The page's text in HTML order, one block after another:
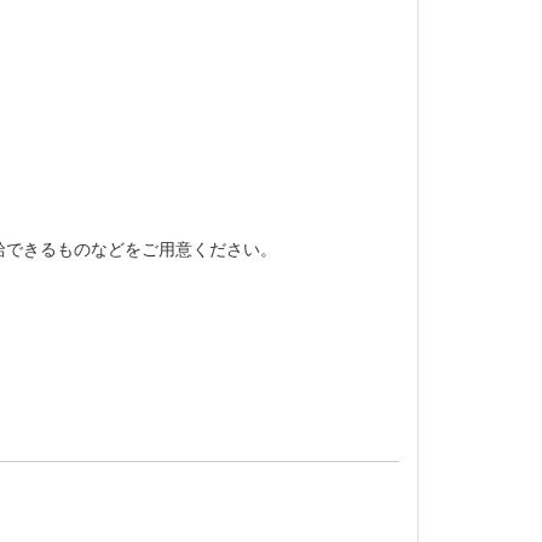
きるものなどをご用意ください。